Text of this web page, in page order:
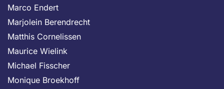
Marco Endert
Marjolein Berendrecht
Matthis Cornelissen
Maurice Wielink
Michael Fisscher
Monique Broekhoff